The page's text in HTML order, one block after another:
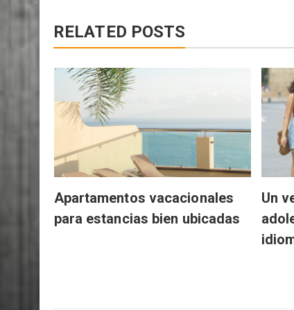
Apartamentos vacacionales
Un